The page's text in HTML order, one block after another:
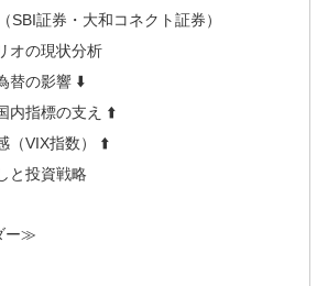
SBI証券・大和コネクト証券）
オの現状分析
替の影響 ⬇️
内指標の支え ⬆️
（VIX指数） ⬆️
と投資戦略
ー≫